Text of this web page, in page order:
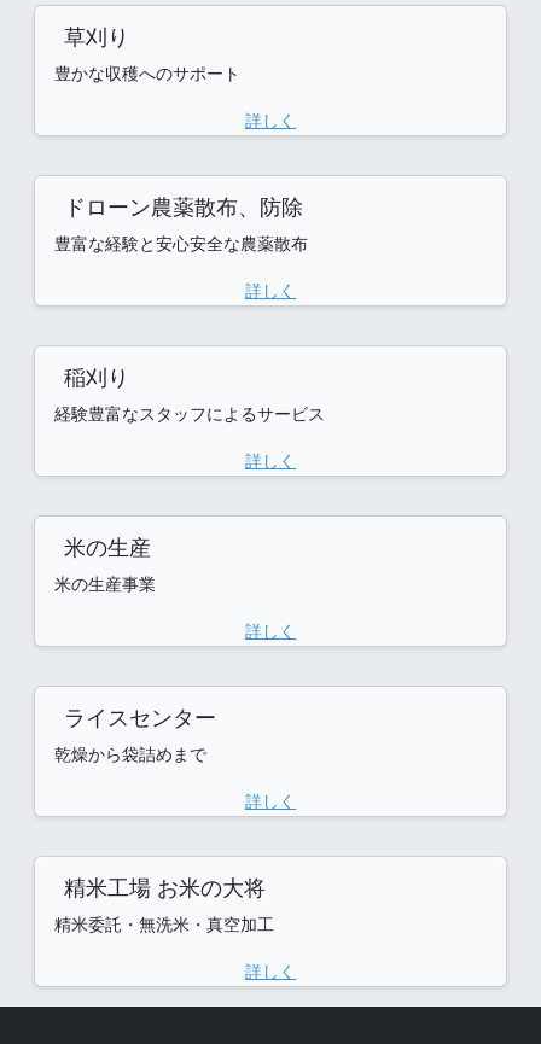
草刈り
豊かな収穫へのサポート
詳しく
ドローン農薬散布、防除
豊富な経験と安心安全な農薬散布
詳しく
稲刈り
経験豊富なスタッフによるサービス
詳しく
米の生産
米の生産事業
詳しく
ライスセンター
乾燥から袋詰めまで
詳しく
精米工場 お米の大将
精米委託・無洗米・真空加工
詳しく